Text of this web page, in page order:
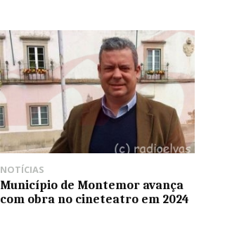
NOTÍCIAS
Município de Montemor avança
com obra no cineteatro em 2024